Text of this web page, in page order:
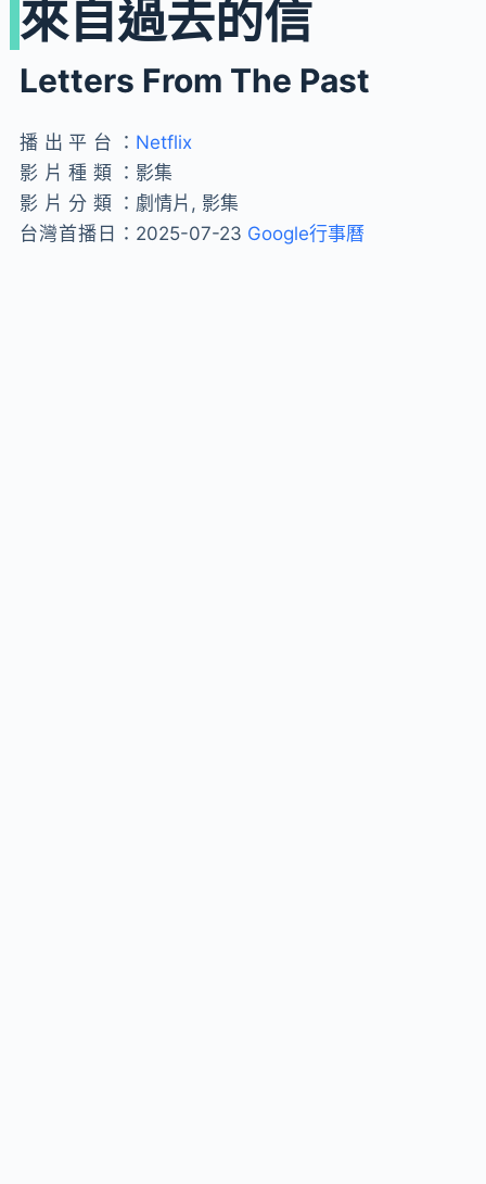
來自過去的信
Letters From The Past
播出平台： Netflix
影片種類： 影集
影片分類： 劇情片, 影集
台灣首播日： 2025-07-23 Google行事曆